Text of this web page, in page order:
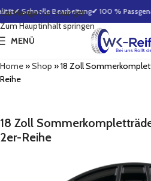
Zur Navigation springen
Zum Hauptinhalt springen
✔ Schnelle Bearbeitung✔ 100 %
MENÜ
Home»Shop »18 Zoll
Reihe
18 Zoll
2er-Reihe